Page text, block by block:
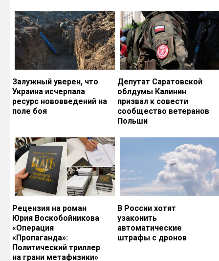
Залужный уверен, что
Украина исчерпала
ресурс нововведений на
поле боя
Депутат Саратовской
облдумы Калинин
призвал к совести
сообщество ветеранов
Польши
Рецензия на роман
Юрия Воскобойникова
«Операция
«Пропаганда»:
Политический триллер
на грани метафизики»
В России хотят
узаконить
автоматические
штрафы с дронов